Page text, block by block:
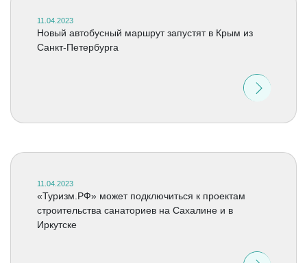
11.04.2023
Новый автобусный маршрут запустят в Крым из
Санкт-Петербурга
11.04.2023
«Туризм.РФ» может подключиться к проектам
строительства санаториев на Сахалине и в
Иркутске